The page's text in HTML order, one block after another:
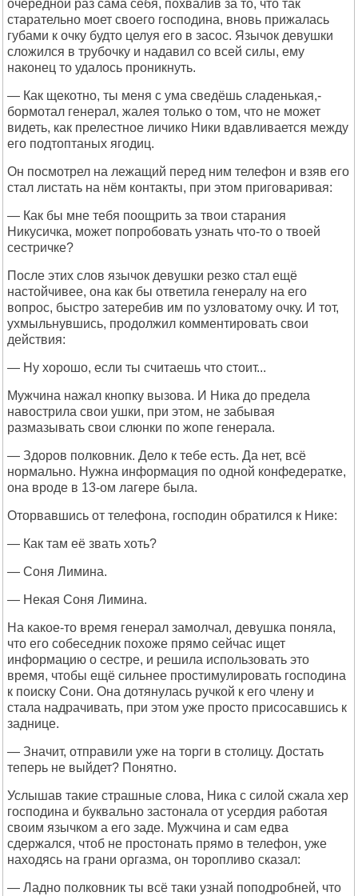
очередной раз сама себя, похвалив за то, что так
старательно моет своего господина, вновь прижалась
губами к очку будто целуя его в засос. Язычок девушки
сложился в трубочку и надавил со всей силы, ему
наконец то удалось проникнуть.
— Как щекотно, ты меня с ума сведёшь сладенькая,-
бормотал генерал, жалея только о том, что не может
видеть, как прелестное личико Ники вдавливается между
его подтоптаных ягодиц.
Он посмотрел на лежащий перед ним телефон и взяв его
стал листать на нём контакты, при этом приговаривая:
— Как бы мне тебя поощрить за твои старания
Никусичка, может попробовать узнать что-то о твоей
сестричке?
После этих слов язычок девушки резко стал ещё
настойчивее, она как бы ответила генералу на его
вопрос, быстро затеребив им по узловатому очку. И тот,
ухмыльнувшись, продолжил комментировать свои
действия:
— Ну хорошо, если ты считаешь что стоит...
Мужчина нажал кнопку вызова. И Ника до предела
навострила свои ушки, при этом, не забывая
размазывать свои слюнки по жопе генерала.
— Здоров полковник. Дело к тебе есть. Да нет, всё
нормально. Нужна информация по одной конфедератке,
она вроде в 13-ом лагере была.
Оторвавшись от телефона, господин обратился к Нике:
— Как там её звать хоть?
— Соня Лимина.
— Некая Соня Лимина.
На какое-то время генерал замолчал, девушка поняла,
что его собеседник похоже прямо сейчас ищет
информацию о сестре, и решила использовать это
время, чтобы ещё сильнее простимулировать господина
к поиску Сони. Она дотянулась ручкой к его члену и
стала надрачивать, при этом уже просто присосавшись к
заднице.
— Значит, отправили уже на торги в столицу. Достать
теперь не выйдет? Понятно.
Услышав такие страшные слова, Ника с силой сжала хер
господина и буквально застонала от усердия работая
своим язычком а его заде. Мужчина и сам едва
сдержался, чтоб не простонать прямо в телефон, уже
находясь на грани оргазма, он торопливо сказал:
— Ладно полковник ты всё таки узнай поподробней, что